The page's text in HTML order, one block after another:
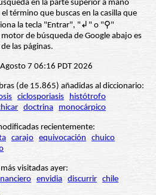
en la parte superior a mano
término que buscas en la casilla que
la tecla "Entrar", "↲" o "⚲"
de búsqueda de Google abajo es
las páginas.
7 06:16 PDT 2026
(de 15.865) añadidas al diccionario:
ciclosporiasis
histótrofo
doctrina monocárpico
recientemente:
carajo equivocación
chuico
visitadas ayer:
envidia discurrir chile